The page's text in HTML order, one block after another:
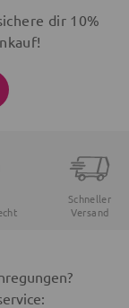
dir 10%
Schneller
Versand